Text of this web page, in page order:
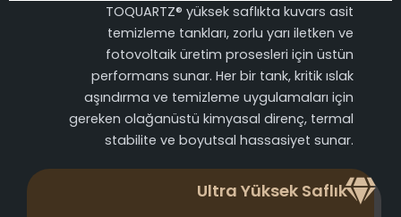
TOQUARTZ® yüksek saflıkta kuvars asit
temizleme tankları, zorlu yarı iletken ve
fotovoltaik üretim prosesleri için üstün
performans sunar. Her bir tank, kritik ıslak
aşındırma ve temizleme uygulamaları için
gereken olağanüstü kimyasal direnç, termal
stabilite ve boyutsal hassasiyet sunar.
Ultra Yüksek Saflık